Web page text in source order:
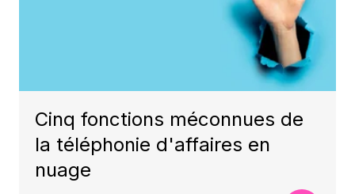
Cinq fonctions méconnues de
la téléphonie d'affaires en
nuage